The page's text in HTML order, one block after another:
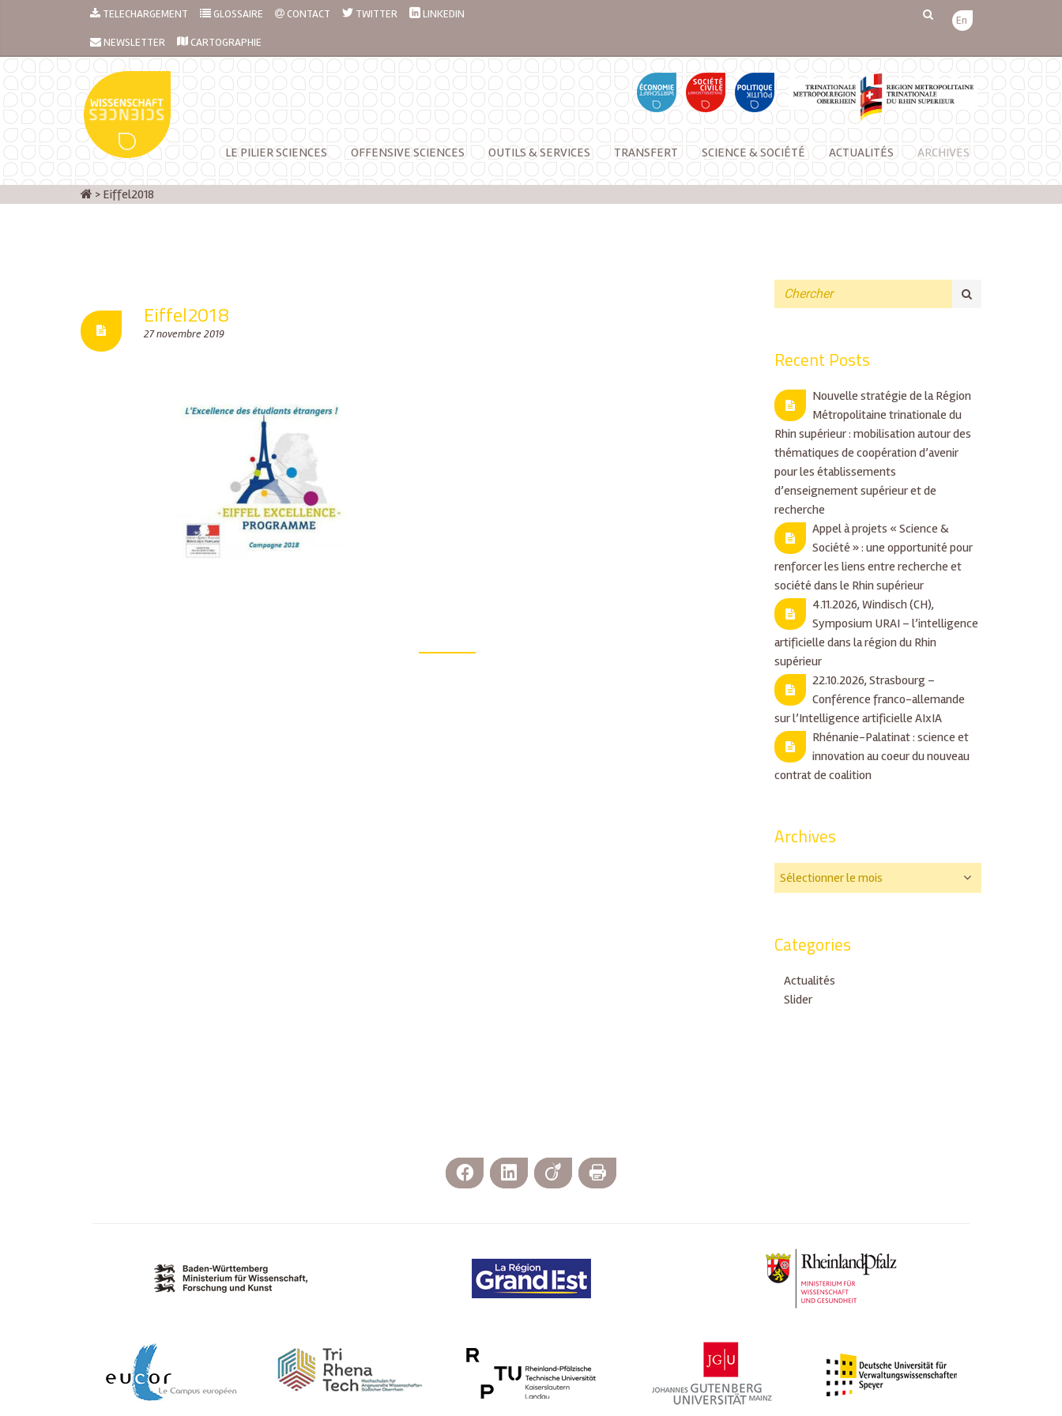
TELECHARGEMENT GLOSSAIRE CONTACT TWITTER LINKEDIN
NEWSLETTER CARTOGRAPHIE
En
LE PILIER SCIENCES OFFENSIVE SCIENCES OUTILS & SERVICES TRANSFERT SCIENCE & SOCIÉTÉ ACTUALITÉS ARCHIVES
> Eiffel2018
Eiffel2018
27 novembre 2019
Recent Posts
Nouvelle stratégie de la Région
Métropolitaine trinationale du
Rhin supérieur : mobilisation autour des
thématiques de coopération d’avenir
pour les établissements
d’enseignement supérieur et de
recherche
Appel à projets « Science &
Société » : une opportunité pour
renforcer les liens entre recherche et
société dans le Rhin supérieur
4.11.2026, Windisch (CH),
Symposium URAI – l’intelligence
artificielle dans la région du Rhin
supérieur
22.10.2026, Strasbourg –
Conférence franco-allemande
sur l’Intelligence artificielle AIxIA
Rhénanie-Palatinat : science et
innovation au coeur du nouveau
contrat de coalition
Archives
Categories
Actualités
Slider
Facebook LinkedIn Viadeo